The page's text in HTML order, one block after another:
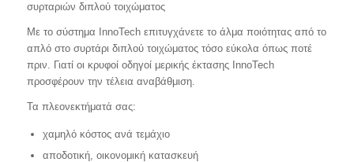
συρταριών διπλού τοιχώματος
Με το σύστημα InnoTech επιτυγχάνετε το άλμα ποιότητας από το
απλό στο συρτάρι διπλού τοιχώματος τόσο εύκολα όπως ποτέ
πριν. Γιατί οι κρυφοί οδηγοί μερικής έκτασης InnoTech
προσφέρουν την τέλεια αναβάθμιση.
Τα πλεονεκτήματά σας:
χαμηλό κόστος ανά τεμάχιο
αποδοτική, οικονομική κατασκευή